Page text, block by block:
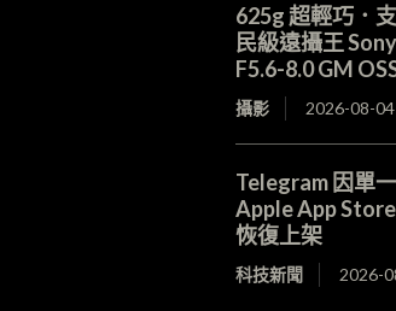
625g 超輕巧．
民級遠攝王
F5.6-8.0 GM
攝影 2026-08-04
Telegram 因單
Apple App
恢復上架
科技新聞 2026-